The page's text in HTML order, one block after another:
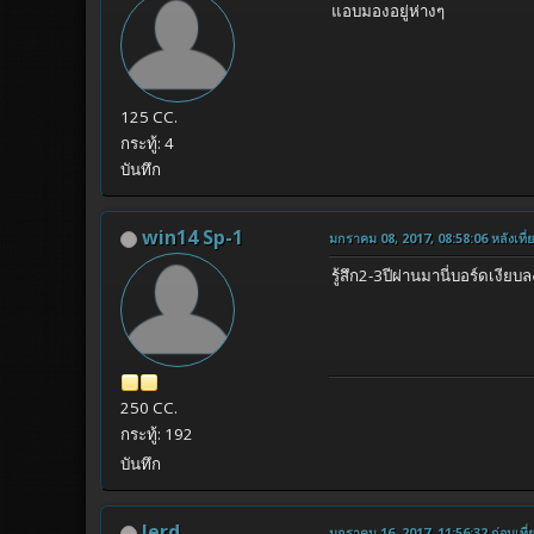
125 CC.
กระทู้: 4
บันทึก
แอบมองอยู่ห่างๆ
win14 Sp-1
250 CC.
กระทู้: 192
บันทึก
มกราคม 08, 2017, 08:58:06 หลังเที่
รู้สึก2-3ปีผ่านมานี่บอร์ดเงียบล